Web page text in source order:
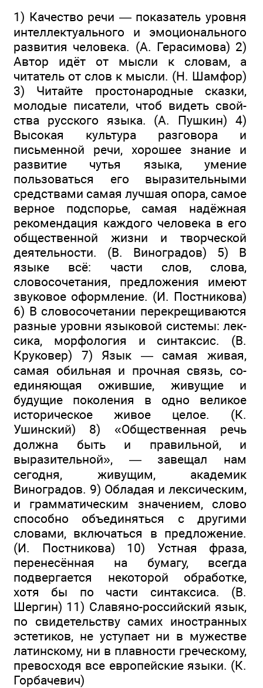
1) Качество речи — показатель уровня
интеллектуального и эмоционального
развития человека. (А. Герасимова) 2)
Автор идёт от мысли к словам, а
читатель от слов к мысли. (Н. Шамфор)
3) Читайте про­стонародные сказки,
молодые писатели, чтоб видеть свой­
ства русского языка. (А. Пушкин) 4)
Высокая культура разговора и
письменной речи, хорошее знание и
разви­тие чутья языка, умение
пользоваться его выразительными
средствами самая лучшая опора, самое
верное подспорье, самая надёжная
рекомендация каждого человека в его
общественной жизни и творческой
деятельности. (В. Виноградов) 5) В
языке всё: части слов, слова,
словосочетания, предложения имеют
звуковое оформление. (И. Постникова)
6) В словосочетании перекрещиваются
разные уровни языковой системы: лек­
сика, морфология и синтаксис. (В.
Круковер) 7) Язык — са­мая живая,
самая обильная и прочная связь, со­
единяющая ожившие, живущие и
будущие поколения в одно великое
историческое живое целое. (К.
Ушинский) 8) «Общественная речь
должна быть и правильной, и
выразительной», — завещал нам
сегодня, живущим, академик
Виноградов. 9) Обладая и лексическим,
и грамматическим значением, слово
способно объединяться с другими
словами, включаться в предложение.
(И. Постникова) 10) Устная фраза,
перенесённая на бумагу, всегда
подвергается некоторой обработке,
хотя бы по части синтаксиса. (В.
Шергин) 11) Славяно-российский язык,
по свидетельству самих иностранных
эстетиков, не уступает ни в мужестве
латинскому, ни в плавности греческому,
превосходя все ев­ропейские языки. (К.
Горбачевич)